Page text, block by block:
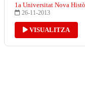
1a Universitat Nova
26-11-2013
VISUALITZA